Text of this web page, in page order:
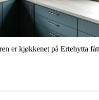
på Ertehytta